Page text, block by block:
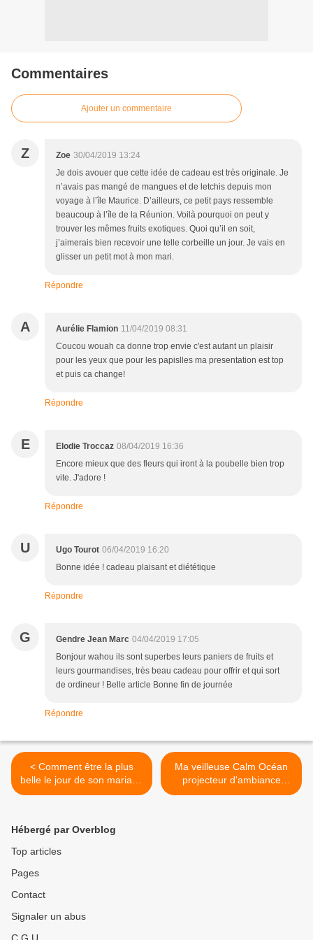
Commentaires
Ajouter un commentaire
Z Zoe 30/04/2019 13:24
Je dois avouer que cette idée de cadeau est très originale. Je
n’avais pas mangé de mangues et de letchis depuis mon
voyage à l’île Maurice. D’ailleurs, ce petit pays ressemble
beaucoup à l’île de la Réunion. Voilà pourquoi on peut y
trouver les mêmes fruits exotiques. Quoi qu’il en soit,
j’aimerais bien recevoir une telle corbeille un jour. Je vais en
glisser un petit mot à mon mari.
Répondre
A Aurélie Flamion 11/04/2019 08:31
Coucou wouah ca donne trop envie c'est autant un plaisir
pour les yeux que pour les papislles ma presentation est top
et puis ca change!
Répondre
E Elodie Troccaz 08/04/2019 16:36
Encore mieux que des fleurs qui iront à la poubelle bien trop
vite. J'adore !
Répondre
U Ugo Tourot 06/04/2019 16:20
Bonne idée ! cadeau plaisant et diététique
Répondre
G Gendre Jean Marc 04/04/2019 17:05
Bonjour wahou ils sont superbes leurs paniers de fruits et
leurs gourmandises, très beau cadeau pour offrir et qui sort
de ordineur ! Belle article Bonne fin de journée
Répondre
< Comment être la plus
belle le jour de son mariage
?
Ma veilleuse Calm Océan
projecteur d'ambiance
aquatique PABOBO >
Hébergé par Overblog
Top articles
Pages
Contact
Signaler un abus